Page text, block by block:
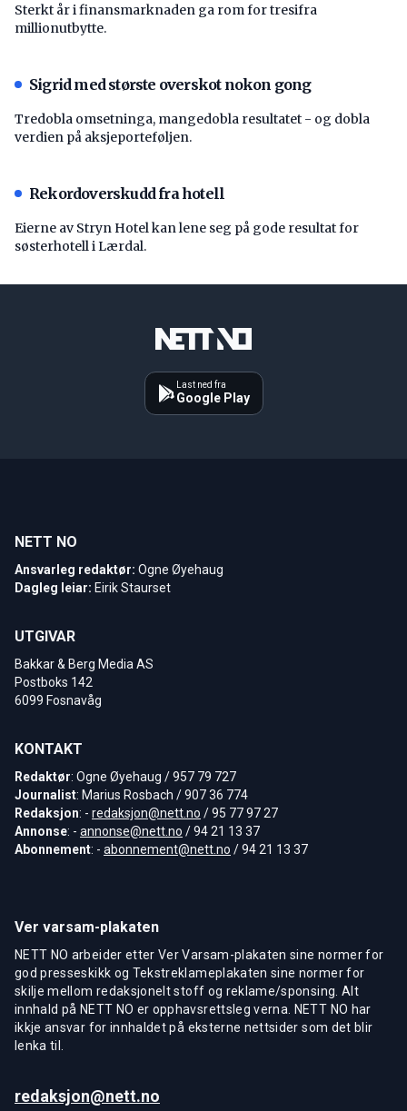
Sterkt år i finansmarknaden ga rom for tresifra
millionutbytte.
Sigrid med største overskot nokon gong
Tredobla omsetninga, mangedobla resultatet - og dobla
verdien på aksjeporteføljen.
Rekordoverskudd fra hotell
Eierne av Stryn Hotel kan lene seg på gode resultat for
søsterhotell i Lærdal.
Last ned fra
Google Play
NETT NO
Ansvarleg redaktør: Ogne Øyehaug
Dagleg leiar: Eirik Staurset
UTGIVAR
Bakkar & Berg Media AS
Postboks 142
6099 Fosnavåg
KONTAKT
Redaktør: Ogne Øyehaug / 957 79 727
Journalist: Marius Rosbach / 907 36 774
Redaksjon: - redaksjon@nett.no / 95 77 97 27
Annonse: - annonse@nett.no / 94 21 13 37
Abonnement: - abonnement@nett.no / 94 21 13 37
Ver varsam-plakaten
NETT NO arbeider etter Ver Varsam-plakaten sine normer for
god presseskikk og Tekstreklameplakaten sine normer for
skilje mellom redaksjonelt stoff og reklame/sponsing. Alt
innhald på NETT NO er opphavsrettsleg verna. NETT NO har
ikkje ansvar for innhaldet på eksterne nettsider som det blir
lenka til.
redaksjon@nett.no